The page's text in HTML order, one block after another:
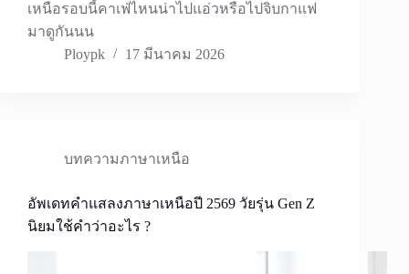
เหนือรอบนี้คาเฟ่ไหนน่าไปแอ่วหรือไปจิบกาแฟ
มาดูกันนน
Ploypk
17 มีนาคม 2026
บทความภาษาเหนือ
อัพเดทคำแสลงภาษาเหนือปี 2569 วัยรุ่น Gen Z
นิยมใช้คำว่าอะไร ?